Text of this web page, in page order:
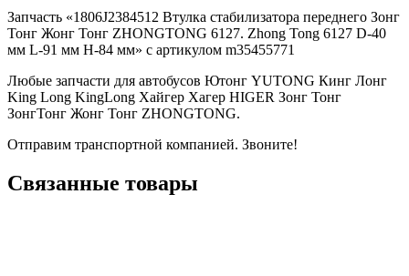
Запчасть «1806J2384512 Втулка стабилизатора переднего Зонг
Тонг Жонг Тонг ZHONGTONG 6127. Zhong Tong 6127 D-40
мм L-91 мм H-84 мм» с артикулом m35455771
Любые запчасти для автобусов Ютонг YUTONG Кинг Лонг
King Long KingLong Хайгер Хагер HIGER Зонг Тонг
ЗонгТонг Жонг Тонг ZHONGTONG.
Отправим транспортной компанией. Звоните!
Связанные товары